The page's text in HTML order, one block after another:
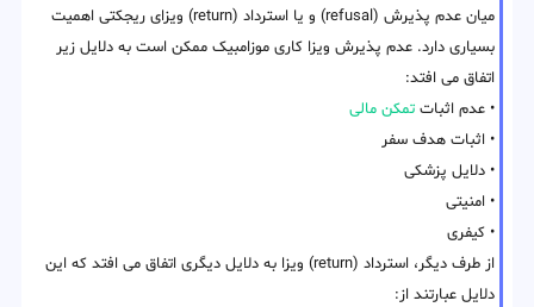
میان عدم پذیرش (refusal) و یا استرداد (return) ویزای ریجکتی اهمیت
بسیاری دارد. عدم پذیرش ویزا کاری موزامبیک ممکن است به دلایل زیر
اتفاق می افتد:
• عدم اثبات تمکن مالی
• اثبات هدف سفر
• دلایل پزشکی
• امنیتی
• کیفری
از طرف دیگر، استرداد (return) ویزا به دلایل دیگری اتفاق می افتد که این
دلایل عبارتند از: